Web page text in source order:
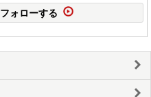
フォローする